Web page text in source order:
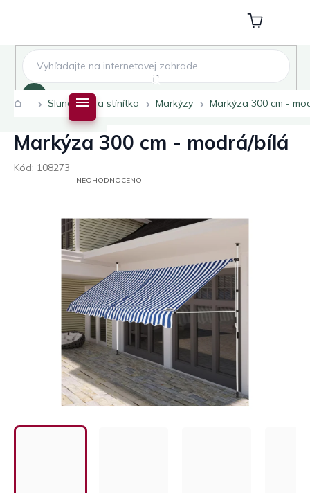
Nákupní
košík
DomůSlunečníky a stínítka Markýzy Markýza 300 cm -
Markýza 300 cm - modrá/bílá
Kód: 108273
PRŮMĚRNÉ
HVĚZDIČEK.
NEOHODNOCENO